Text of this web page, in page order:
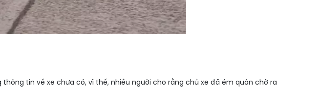
tin về xe chưa có, vì thế, nhiều người cho rằng chủ xe đã ém quân chờ ra